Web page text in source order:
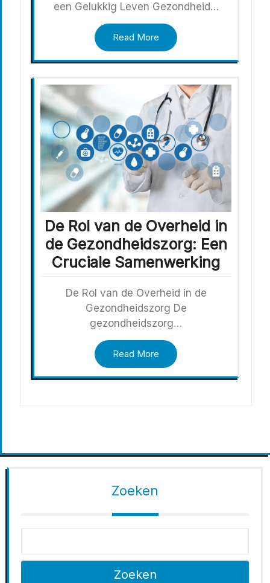
een Gelukkig Leven Gezondheid…
Read More
De Rol van de Overheid in
de Gezondheidszorg: Een
Cruciale Samenwerking
De Rol van de Overheid in de
Gezondheidszorg De
gezondheidszorg…
Read More
Zoeken
Zoeken